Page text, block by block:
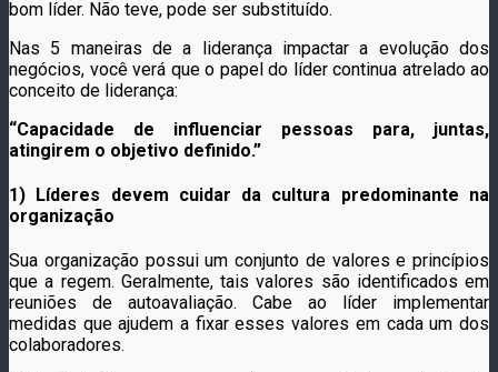
bom líder. Não teve, pode ser substituído.
Nas 5 maneiras de a liderança impactar a evolução dos
negócios, você verá que o papel do líder continua atrelado ao
conceito de liderança:
“Capacidade de influenciar pessoas para, juntas,
atingirem o objetivo definido.”
1) Líderes devem cuidar da cultura predominante na
organização
Sua organização possui um conjunto de valores e princípios
que a regem. Geralmente, tais valores são identificados em
reuniões de autoavaliação. Cabe ao líder implementar
medidas que ajudem a fixar esses valores em cada um dos
colaboradores.